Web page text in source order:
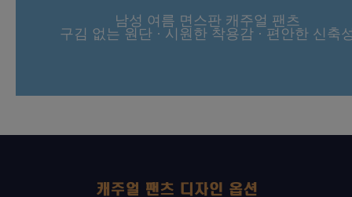
남성 여름 면스판 캐주얼 팬츠
구김 없는 원단 · 시원한 착용감 · 편안한 신축